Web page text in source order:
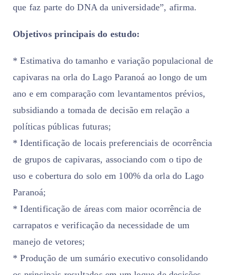
que faz parte do DNA da universidade”, afirma.
Objetivos principais do estudo:
* Estimativa do tamanho e variação populacional de
capivaras na orla do Lago Paranoá ao longo de um
ano e em comparação com levantamentos prévios,
subsidiando a tomada de decisão em relação a
políticas públicas futuras;
* Identificação de locais preferenciais de ocorrência
de grupos de capivaras, associando com o tipo de
uso e cobertura do solo em 100% da orla do Lago
Paranoá;
* Identificação de áreas com maior ocorrência de
carrapatos e verificação da necessidade de um
manejo de vetores;
* Produção de um sumário executivo consolidando